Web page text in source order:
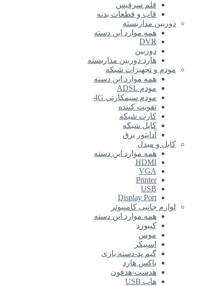
قلم سرفیس
قاب و قطعات بدنه
دوربین مداربسته
همه موارد این دسته
DVR
دوربین
هارد دوربین مداربسته
مودم و تجهیزات شبکه
همه موارد این دسته
مودم ADSL
مودم سیمکارتی 4G
تقویت کننده
کارت شبکه
کابل شبکه
آداپتور برق
کابل و مبدل
همه موارد این دسته
HDMI
VGA
Printer
USB
Display Port
لوازم جانبی کامپیوتر
همه موارد این دسته
کیبورد
موس
اسپیکر
گیم پد-دسته بازی
باکس هارد
هدست-هدفون
هاب USB